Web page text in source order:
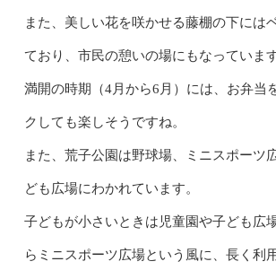
また、美しい花を咲かせる藤棚の下には
ており、市民の憩いの場にもなっています
満開の時期（4月から6月）には、お弁当
クしても楽しそうですね。
また、荒子公園は野球場、ミニスポーツ
ども広場にわかれています。
子どもが小さいときは児童園や子ども広
らミニスポーツ広場という風に、長く利